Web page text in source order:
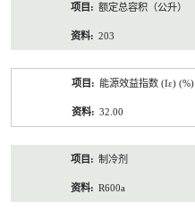
额定总容积（公升）
203
能源效益指数 (Iε) (%)
32.00
制冷剂
R600a